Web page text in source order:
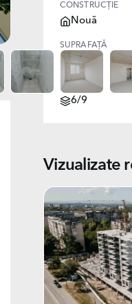
CONSTRUCȚIE
Nouă
SUPRAFAȚĂ
69.00
NIVEL
6/9
Vizualizate